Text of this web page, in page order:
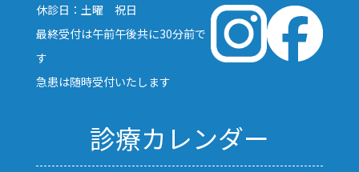
休診日：土曜 祝日
最終受付は午前午後共に30分前で
す
急患は随時受付いたします
診療カレンダー